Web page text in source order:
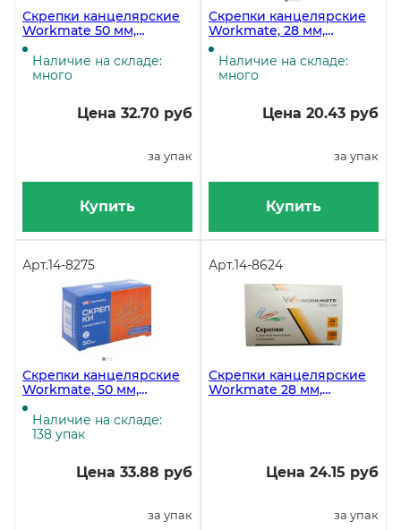
Скрепки канцелярские
Workmate 50 мм,
оцинкованные, 50 штук в
упаковке
Наличие на складе:
много
Цена 32.70 руб
за упак
Купить
Скрепки канцелярские
Workmate, 28 мм,
цинковое покрытие, 100
штук в упаковке
Наличие на складе:
много
Цена 20.43 руб
за упак
Купить
Арт.14-8275
Скрепки канцелярские
Workmate, 50 мм,
цинковое покрытие,
гофрированные, 50 штук
в упаковке
Наличие на складе:
138 упак
Цена 33.88 руб
за упак
Арт.14-8624
Скрепки канцелярские
Workmate 28 мм,
Цена 24.15 руб
за упак